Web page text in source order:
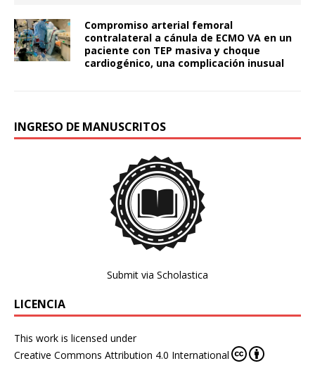
Compromiso arterial femoral
contralateral a cánula de ECMO VA en un
paciente con TEP masiva y choque
cardiogénico, una complicación inusual
INGRESO DE MANUSCRITOS
Submit via Scholastica
LICENCIA
This work is licensed under
Creative Commons Attribution 4.0 International